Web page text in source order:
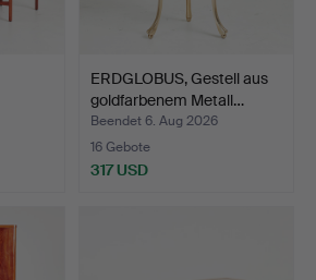
ERDGLOBUS, Gestell aus
goldfarbenem Metall…
Beendet 6. Aug 2026
16 Gebote
317 USD